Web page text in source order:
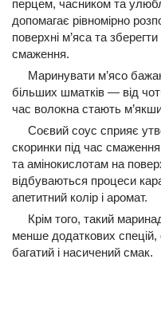
перцем, часником та
допомагає рівномірно
поверхні м’яса та
смаження.
Маринувати м’ясо
більших шматків — від
час волокна стають
Соєвий соус сприяє
скоринки під час
та амінокислотам на
відбуваються процеси
апетитний колір і аромат.
Крім того, такий
менше додаткових спецій,
багатий і насичений смак.